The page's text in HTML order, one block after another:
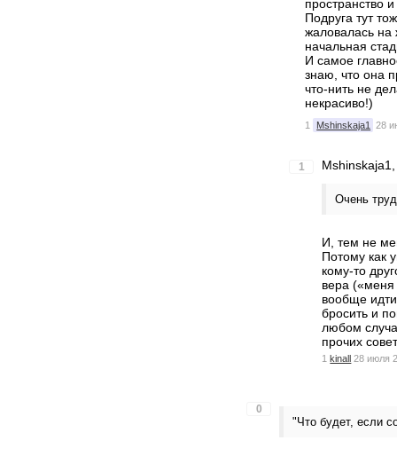
пространство
Подруга тут
жаловалась на
начальная
И самое
знаю, что она
что-нить не
некрасиво!)
1 Mshinskaja1 28
1 Mshinskaja1,
Очень
И, тем не
Потому как
кому-то
вера
вообще
бросить и
любом
прочих
1 kinall 28 июля
0
"Что будет, если